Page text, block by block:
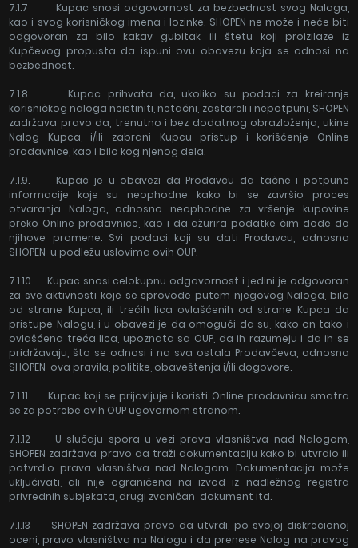
7.1.7 Kupac snosi odgovornost za bezbednost svog Naloga,
kao i svog korisničkog imena i lozinke. SHOPEN ne može i neće biti
odgovoran za bilo kakav gubitak ili štetu koji proizilaze iz
Kupčevog propusta da ispuni ovu obavezu koja se odnosi na
bezbednost.
7.1.8 Kupac prihvata da, ukoliko su podaci za kreiranje
korisničkog naloga neistiniti, netačni, zastareli i nepotpuni, SHOPEN
zadržava pravo da, trenutno i bez dodatnog obrazloženja, ukine
Nalog Kupca, i/ili zabrani Kupcu pristup i korišćenje Online
prodavnice, kao i bilo kog njenog dela.
7.1.9. Kupac je u obavezi da Prodavcu da tačne i potpune
informacije koje su neophodne kako bi se završio proces
otvaranja Naloga, odnosno neophodne za vršenje kupovine
preko Online prodavnice, kao i da ažurira podatke čim dođe do
njihove promene. Svi podaci koji su dati Prodavcu, odnosno
SHOPEN-u podležu uslovima ovih OUP.
7.1.10 Kupac snosi celokupnu odgovornost i jedini je odgovoran
za sve aktivnosti koje se sprovode putem njegovog Naloga, bilo
od strane Kupca, ili trećih lica ovlašćenih od strane Kupca da
pristupe Nalogu, i u obavezi je da omogući da su, kako on tako i
ovlašćena treća lica, upoznata sa OUP, da ih razumeju i da ih se
pridržavaju, što se odnosi i na sva ostala Prodavčeva, odnosno
SHOPEN-ova pravila, politike, obaveštenja i/ili dogovore.
7.1.11 Kupac koji se prijavljuje i koristi Online prodavnicu smatra
se za potrebe ovih OUP ugovornom stranom.
7.1.12 U slučaju spora u vezi prava vlasništva nad Nalogom,
SHOPEN zadržava pravo da traži dokumentaciju kako bi utvrdio ili
potvrdio prava vlasništva nad Nalogom. Dokumentacija može
uključivati, ali nije ograničena na izvod iz nadležnog registra
privrednih subjekata, drugi zvaničan dokument itd.
7.1.13 SHOPEN zadržava pravo da utvrdi, po svojoj diskrecionoj
oceni, pravo vlasništva na Nalogu i da prenese Nalog na pravog